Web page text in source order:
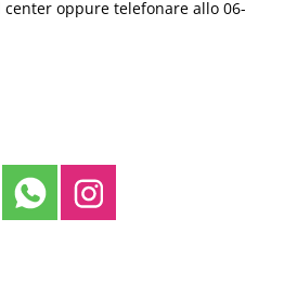
oppure telefonare allo 06-